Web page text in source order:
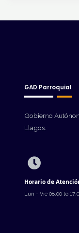
GAD Parroquial
Gobierno
Llagos.
Horario de
Lun - Vie 08:00 to